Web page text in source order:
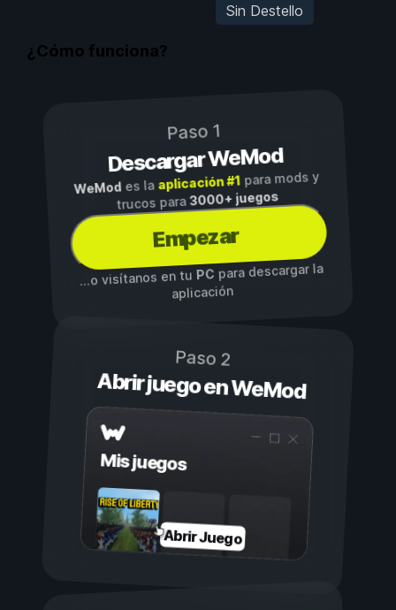
Sin Destello
¿Cómo funciona?
Paso 1
Descargar WeMod
WeMod es la aplicación #1para mods y
trucos para3000+ juegos
Empezar
...o visítanos en tuPCpara descargar la
aplicación
Paso 2
Abrir juego en WeMod
Mis juegos
Abrir Juego